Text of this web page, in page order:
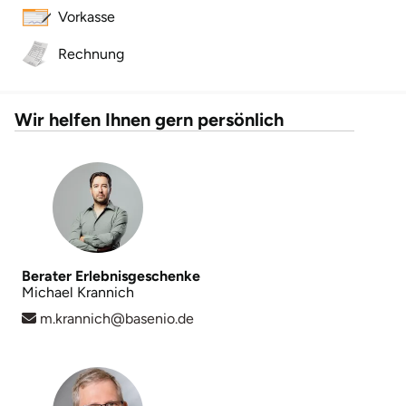
Vorkasse
Rechnung
Wir helfen Ihnen gern persönlich
Berater Erlebnisgeschenke
Michael Krannich
m.krannich@basenio.de
Lüneburg
Main-Kinzig-Kreis
Mannheim
Mecklenburgische Seenplatte
Meiningen